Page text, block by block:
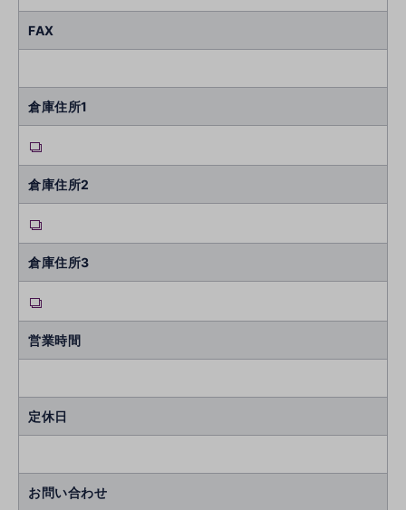
FAX
倉庫住所1
倉庫住所2
倉庫住所3
営業時間
定休日
お問い合わせ